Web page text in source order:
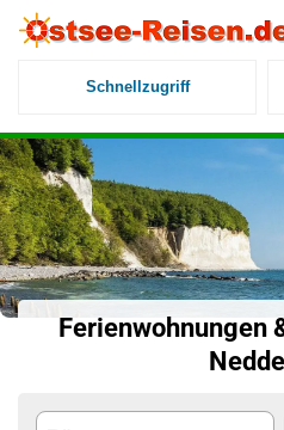
Schnellzugriff
Ferienwohnungen